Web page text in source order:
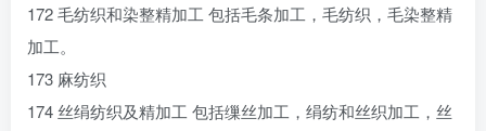
172 毛纺织和染整精加工 包括毛条加工，毛纺织，毛染整精
加工。
173 麻纺织
174 丝绢纺织及精加工 包括缫丝加工，绢纺和丝织加工，丝